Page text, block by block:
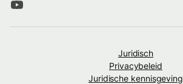
Juridisch
Privacybeleid
Juridische kennisgeving